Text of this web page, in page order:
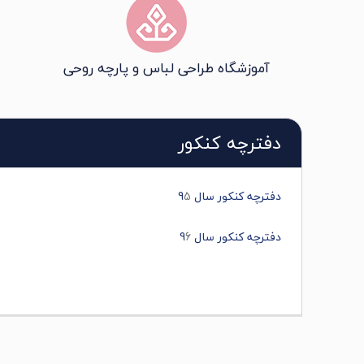
آموزشگاه طراحی لباس و پارچه روحی
دفترچه کنکور
دفترچه کنکور سال 9 5
دفترچه کنکور سال 96